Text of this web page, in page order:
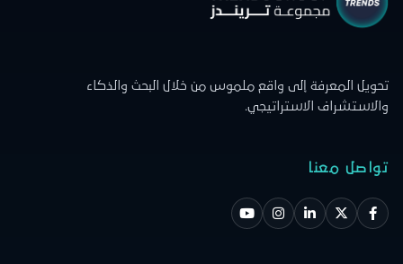
تحويل المعرفة إلى واقع ملموس من خلال البحث والذكاء
والاستشراف الاستراتيجي.
تواصل معنا